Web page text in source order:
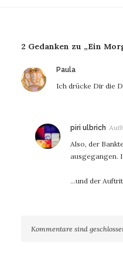
2 Gedanken zu „Ein
Paulasagt:
Ich drücke Dir die
piri ulbrich
Also, der
ausgegangen.
…und der
Kommentare sind